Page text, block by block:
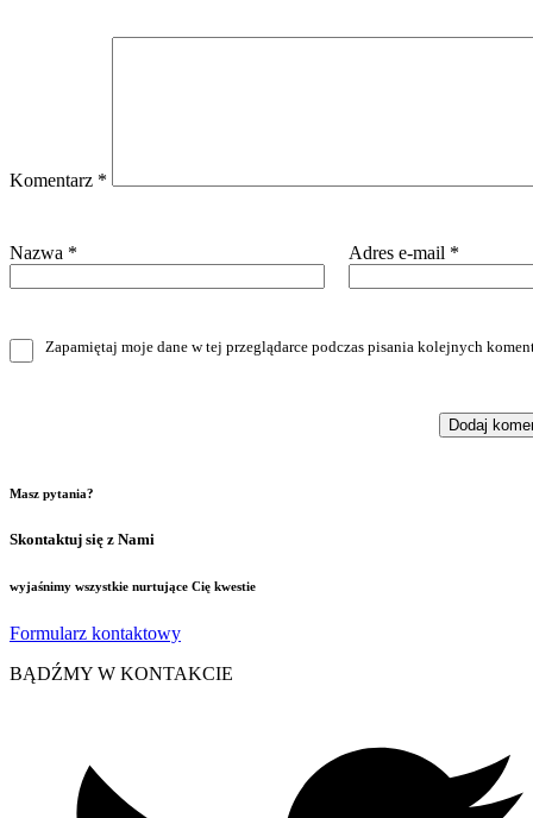
Komentarz *
Nazwa * Adres e-mail *
Zapamiętaj moje dane w tej przeglądarce podczas pisania kolejnych
Masz pytania?
Skontaktuj się z Nami
wyjaśnimy wszystkie nurtujące Cię kwestie
Formularz kontaktowy
BĄDŹMY W KONTAKCIE